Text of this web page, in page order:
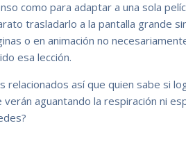
como para adaptar a una sola
trasladarlo a la pantalla grande
o en animación no
esa lección.
relacionados así que quien sabe si
aguantando la respiración ni